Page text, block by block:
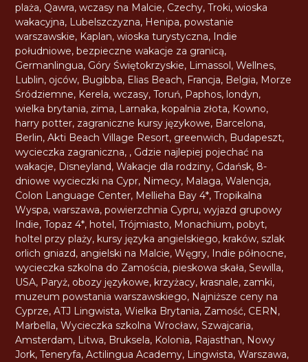
plaża, Qawra,wczasy na Malcie, Czechy,Troki,wioska
wakacyjna, Lubelszczyzna, Henipa,powstanie
warszawskie, Kaplan,wioska turystyczna, Indie
południowe,bezpieczne wakacje za granicą,
Germanlingua, Góry Świętokrzyskie, Limassol,Wellnes,
Lublin, ojców, Bugibba, Elias Beach, Francja, Belgia, Morze
Śródziemne, Kerela,wczasy,Toruń, Paphos, londyn,
wielka brytania, zima, Larnaka, kopalnia złota, Kowno,
harry potter, zagraniczne kursy językowe, Barcelona,
Berlin,Akti Beach Village Resort, greenwich, Budapeszt,
wycieczka zagraniczna, , Gdzie najlepiej pojechać na
wakacje, Disneyland,Wakacje dla rodziny, Gdańsk, 8-
dniowe wycieczki na Cypr, Nimecy, Malaga,Walencja,
Colon Language Center, Mellieha Bay 4*,Tropikalna
Wyspa,warszawa,powierzchnia Cypru,wyjazd grupowy
Indie,Topaz 4*, hotel,Trójmiasto, Monachium,pobyt,
holtel przy plaży, kursy języka angielskiego, kraków,szlak
orlich gniazd, angielski na Malcie,Węgry, Indie północne,
wycieczka szkolna do Zamościa,pieskowa skała,Sewilla,
USA, Paryż, obozy językowe, krzyżacy, krasnale, zamki,
muzeum powstania warszawskiego, Najniższe ceny na
Cyprze,ATJ Lingwista,Wielka Brytania, Zamość, CERN,
Marbella,Wycieczka szkolna Wrocław,Szwajcaria,
Amsterdam, Litwa, Bruksela, Kolonia, Rajasthan, Nowy
Jork,Teneryfa,Actilingua Academy, Lingwista,Warszawa,